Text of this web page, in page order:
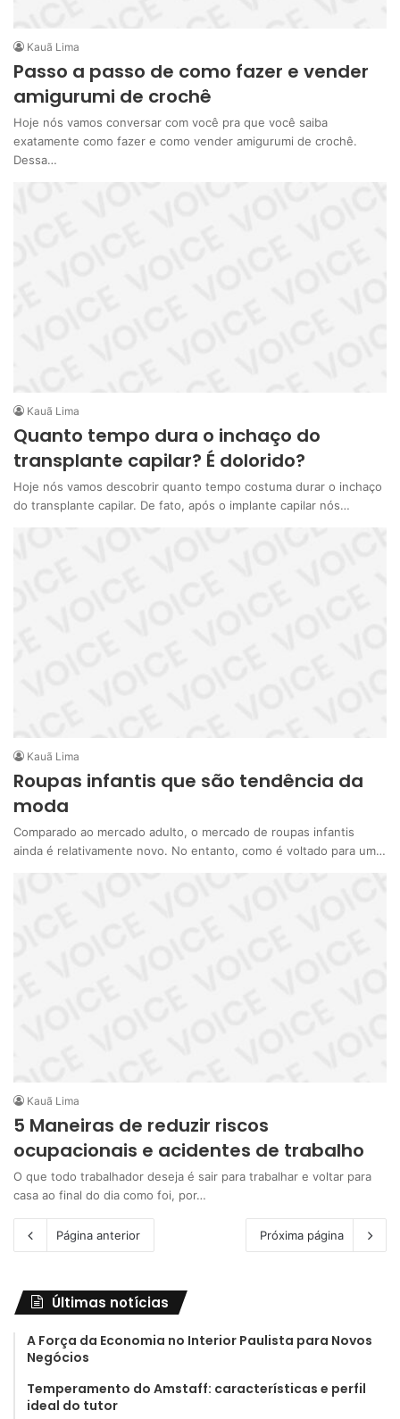
Kauã Lima
Passo a passo de como fazer e vender
amigurumi de crochê
Hoje nós vamos conversar com você pra que você saiba
exatamente como fazer e como vender amigurumi de crochê.
Dessa…
Kauã Lima
Quanto tempo dura o inchaço do
transplante capilar? É dolorido?
Hoje nós vamos descobrir quanto tempo costuma durar o inchaço
do transplante capilar. De fato, após o implante capilar nós…
Kauã Lima
Roupas infantis que são tendência da
moda
Comparado ao mercado adulto, o mercado de roupas infantis
ainda é relativamente novo. No entanto, como é voltado para um…
Kauã Lima
5 Maneiras de reduzir riscos
ocupacionais e acidentes de trabalho
O que todo trabalhador deseja é sair para trabalhar e voltar para
casa ao final do dia como foi, por…
Página anterior Próxima página
Últimas notícias
A Força da Economia no Interior Paulista para Novos
Negócios
Temperamento do Amstaff: características e perfil
ideal do tutor